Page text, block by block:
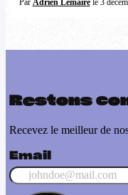
Par Adrien Lemairele 3
Restons
Recevez le meilleur de
Email